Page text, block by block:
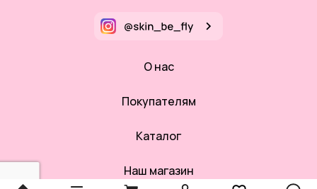
О нас
Покупателям
Каталог
Наш магазин